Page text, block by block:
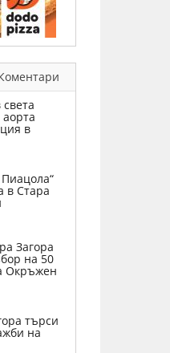
в
в Стара
Загора
на 50
Окръжен
търси
на